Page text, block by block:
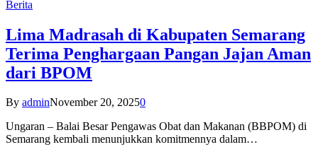
Berita
Lima Madrasah di Kabupaten Semarang
Terima Penghargaan Pangan Jajan Aman
dari BPOM
By adminNovember 20, 20250
Ungaran – Balai Besar Pengawas Obat dan Makanan (BBPOM) di
Semarang kembali menunjukkan komitmennya dalam…